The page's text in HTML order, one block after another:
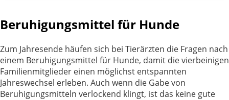
Beruhigungsmittel für Hunde
Zum Jahresende häufen sich bei Tierärzten die Fragen nach
einem Beruhigungsmittel für Hunde, damit die vierbeinigen
Familienmitglieder einen möglichst entspannten
Jahreswechsel erleben. Auch wenn die Gabe von
Beruhigungsmitteln verlockend klingt, ist das keine gute